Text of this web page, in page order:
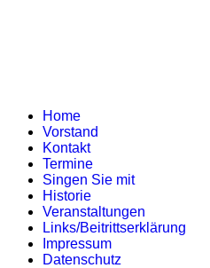
Home
Vorstand
Kontakt
Termine
Singen Sie mit
Historie
Veranstaltungen
Links/Beitrittserklärung
Impressum
Datenschutz